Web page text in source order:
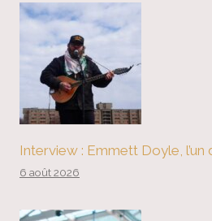
Interview : Emmett Doyle, l’un
6 août 2026